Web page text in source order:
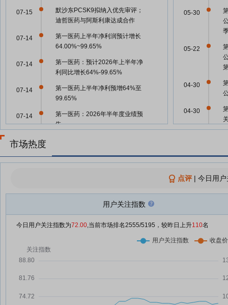
默沙东PCSK9拟纳入优先审评；
迪哲医药与阿斯利康达成合作
07-15
第一医药上半年净利润预计增长
64.00%~99.65%
07-14
第一医药：预计2026年上半年净
利同比增长64%-99.65%
07-14
第一医药上半年净利预增64%至
99.65%
07-14
第一医药：2026年半年度业绩预
告
07-14
07-14
第一医药7月8日快速回调
07-08
第一医药6月29日快速反弹
第一医药：2025年年度权益分派
06-17
05-29
05-30
05-22
04-30
04-30
04-30
04-24
市场热度
点评| 今日用
用户关注指数
今日用户关注指数为72.00,当前市场排名2555/5195，较昨日上升110名